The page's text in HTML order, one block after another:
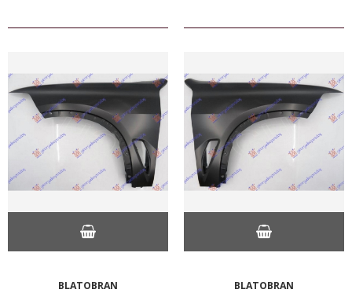
BLATOBRAN BLATOBRAN